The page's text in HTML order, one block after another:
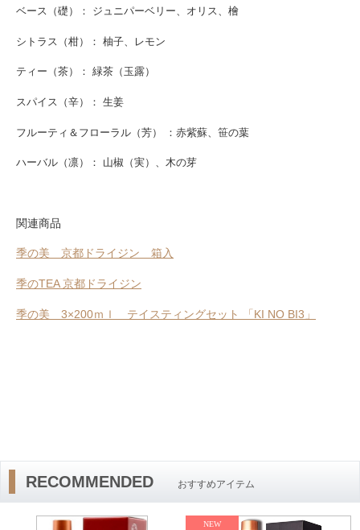
ベース（礎）： ジュニパーベリー、オリス、檜
シトラス（柑）： 柚子、レモン
ティー（茶）： 緑茶（玉露）
スパイス（辛）： 生姜
フルーティ＆フローラル（芳） ：赤紫蘇、笹の葉
ハーバル（凛）： 山椒（実）、木の芽
関連商品
季の美 京都ドライジン 箱入
季のTEA 京都ドライジン
季の美 3×200ｍｌ テイスティングセット 「KI NO BI3」
RECOMMENDED おすすめアイテム